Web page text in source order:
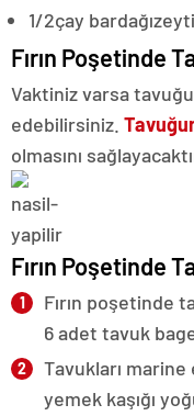
1/2çay bardağı
Fırın Poşetinde
Vaktiniz varsa
edebilirsiniz.
olmasını
Fırın Poşetinde
Fırın poşetinde
6 adet tavuk
Tavukları
yemek kaşığı